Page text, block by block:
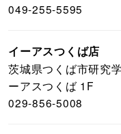
049-255-5595
イーアスつくば店
茨城県つくば市研究
ーアスつくば 1F
029-856-5008